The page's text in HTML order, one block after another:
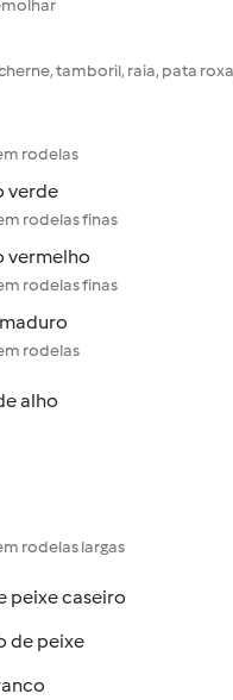
tamboril, raia, pata
rodelas
verde
rodelas finas
vermelho
rodelas finas
rodelas
alho
rodelas largas
peixe caseiro
de peixe